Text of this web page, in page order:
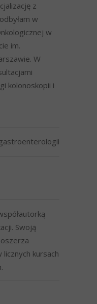
z
w
w
im.
W
kolonoskopii i
Swoją
licznych kursach